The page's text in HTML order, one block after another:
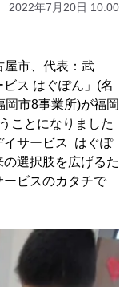
2022年7月20日 10:00
屋市、代表：武
ス はぐぽん」(名
市8事業所)が福岡
ことになりました
イサービス はぐぽ
選択肢を広げるた
ビスのカタチで